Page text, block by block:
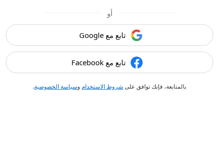
أو
تابع مع Google
تابع مع Facebook
بالمتابعة، فإنك توافق على شروط الاستخدام وسياسة الخصوصية.